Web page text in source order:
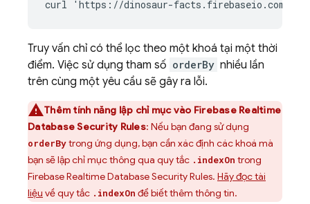
Truy vấn chỉ có thể lọc theo một khoá tại một thời
điểm. Việc sử dụng tham số orderBy nhiều lần
trên cùng một yêu cầu sẽ gây ra lỗi.
Thêm tính năng lập chỉ mục vào Firebase Realtime
DatabaseSecurity Rules: Nếu bạn đang sử dụng
orderBytrong ứng dụng, bạn cần xác định các khoá mà
bạn sẽ lập chỉ mục thông qua quy tắc .indexOn trong
Firebase Realtime DatabaseSecurity Rules. Hãy đọc tài
liệu về quy tắc .indexOn để biết thêm thông tin.